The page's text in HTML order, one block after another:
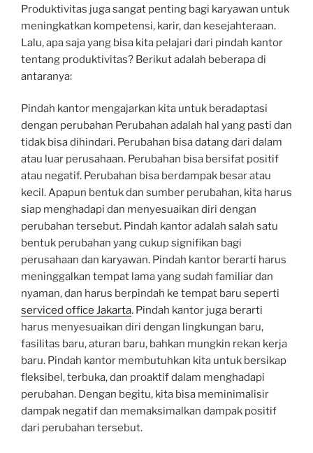
Produktivitas juga sangat penting bagi karyawan untuk
meningkatkan kompetensi, karir, dan kesejahteraan.
Lalu, apa saja yang bisa kita pelajari dari pindah kantor
tentang produktivitas? Berikut adalah beberapa di
antaranya:
Pindah kantor mengajarkan kita untuk beradaptasi
dengan perubahan Perubahan adalah hal yang pasti dan
tidak bisa dihindari. Perubahan bisa datang dari dalam
atau luar perusahaan. Perubahan bisa bersifat positif
atau negatif. Perubahan bisa berdampak besar atau
kecil. Apapun bentuk dan sumber perubahan, kita harus
siap menghadapi dan menyesuaikan diri dengan
perubahan tersebut. Pindah kantor adalah salah satu
bentuk perubahan yang cukup signifikan bagi
perusahaan dan karyawan. Pindah kantor berarti harus
meninggalkan tempat lama yang sudah familiar dan
nyaman, dan harus berpindah ke tempat baru seperti
serviced office Jakarta. Pindah kantor juga berarti
harus menyesuaikan diri dengan lingkungan baru,
fasilitas baru, aturan baru, bahkan mungkin rekan kerja
baru. Pindah kantor membutuhkan kita untuk bersikap
fleksibel, terbuka, dan proaktif dalam menghadapi
perubahan. Dengan begitu, kita bisa meminimalisir
dampak negatif dan memaksimalkan dampak positif
dari perubahan tersebut.